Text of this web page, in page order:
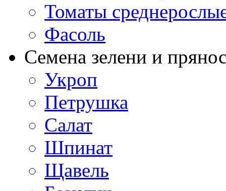
Томаты
Фасоль
Семена зелени и
Укроп
Петрушка
Салат
Шпинат
Щавель